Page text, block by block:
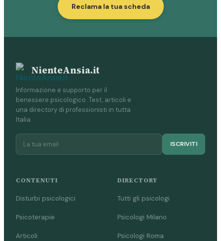
Reclama la tua scheda
NienteAnsia.it
Informazione e supporto per il
benessere psicologico. Test, articoli e
una directory di professionisti in tutta
Italia.
ISCRIVITI
CONTENUTI
Disturbi psicologici
Psicoterapie
Articoli
DIRECTORY
Tutti gli psicologi
Psicologi Milano
Psicologi Roma